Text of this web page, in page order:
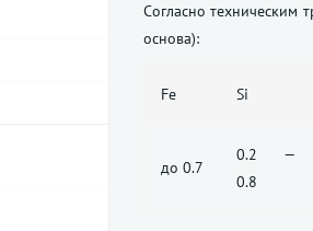
Согласно техническим
основа):
Fe Si
до 0.7
0.2 —
0.8